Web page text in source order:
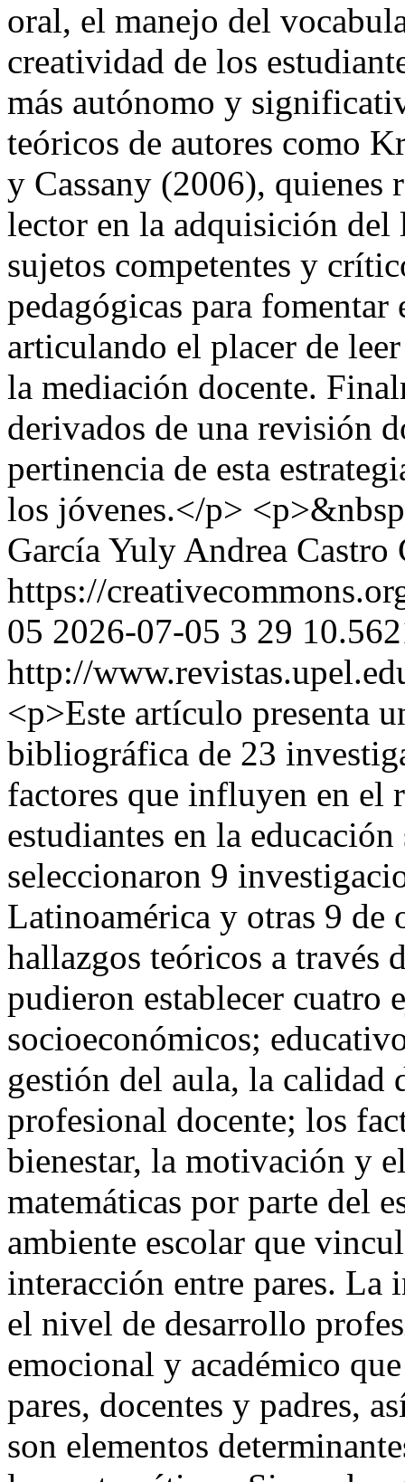
oral, el manejo del
creatividad de los
más autónomo y
teóricos de autores como
y Cassany (2006), quienes
lector en la adquisición
sujetos competentes y
pedagógicas para
articulando el placer de
la mediación docente.
derivados de una revisión
pertinencia de esta
los jóvenes.</p>
García Yuly Andrea Castro
https://
05 2026-07-05 3 29
http://
<p>Este artículo presenta
bibliográfica de 23
factores que influyen en el
estudiantes en la
seleccionaron 9
Latinoamérica y otras 9 de
hallazgos teóricos a través
pudieron establecer cuatro
socioeconómicos;
gestión del aula, la calidad
profesional docente; los
bienestar, la motivación y
matemáticas por parte del
ambiente escolar que
interacción entre pares. La
el nivel de desarrollo
emocional y académico
pares, docentes y padres,
son elementos